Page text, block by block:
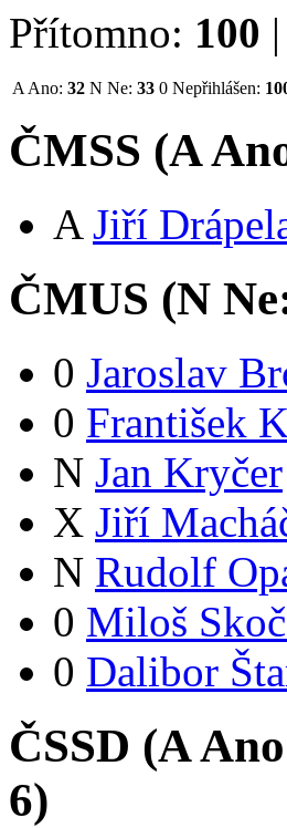
Přítomno: 100 |
A Ano: 32 N Ne: 33 0 Nepřihlášen:
ČMSS (A
A Jiří
ČMUS (N
0 Jaroslav
0 František
N Jan Kryčer
X Jiří
N Rudolf
0 Miloš
0 Dalibor
ČSSD (A
6)